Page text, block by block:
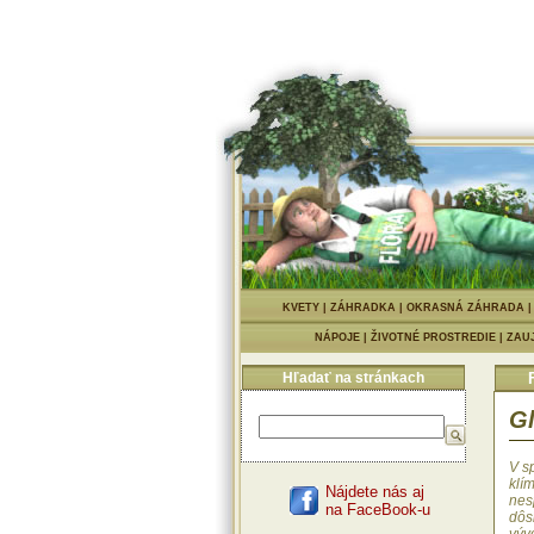
KVETY ZÁHRADKA OKRASNÁ ZÁHRADA
NÁPOJE ŽIVOTNÉ PROSTREDIE
Hľadať na stránkach
Nájdete nás aj
na FaceBook-u
V